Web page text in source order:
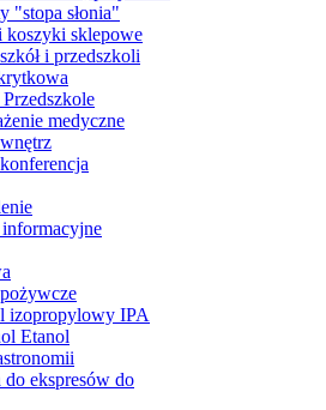
"stopa słonia"
koszyki sklepowe
i przedszkoli
Przedszkole
medyczne
izopropylowy IPA
Etanol
do ekspresów do